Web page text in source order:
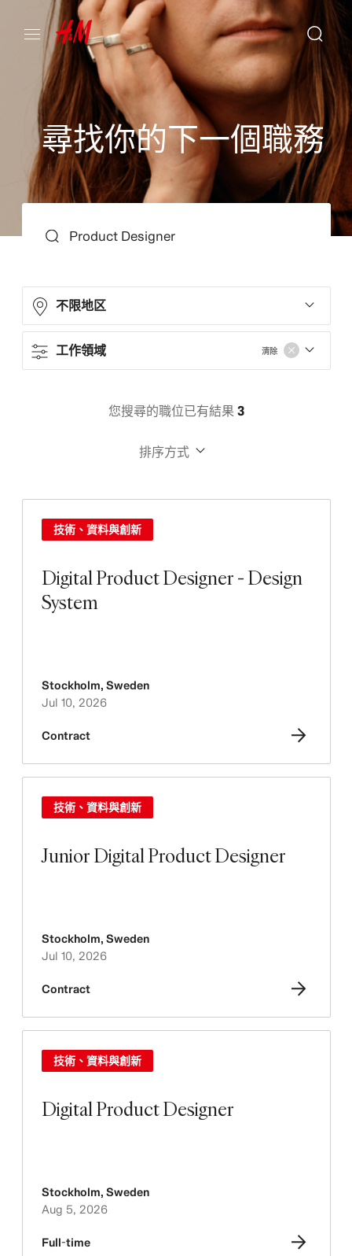
尋找你的下一個職務
不限地区
工作領域 清除
您搜尋的職位已有結果 3
排序方式
Digital Product Designer - Design
System
技術、資料與創新
Stockholm, Sweden
Jul 10, 2026
Contract
Junior Digital Product Designer
技術、資料與創新
Stockholm, Sweden
Jul 10, 2026
Contract
Digital Product Designer
技術、資料與創新
Stockholm, Sweden
Aug 5, 2026
Full-time